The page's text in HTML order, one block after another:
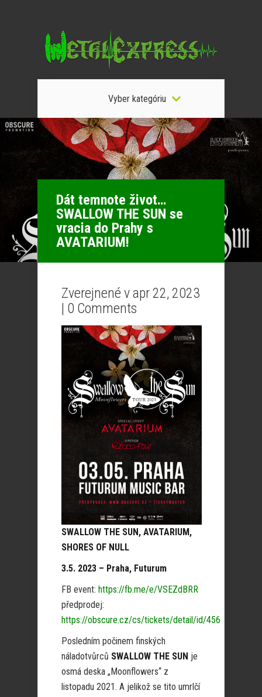
Vyber kategóriu
Dát temnote život…
SWALLOW THE SUN se
vracia do Prahy s
AVATARIUM!
Zverejnené v apr 22, 2023
| 0 Comments
SWALLOW THE SUN, AVATARIUM,
SHORES OF NULL
3.5. 2023 – Praha, Futurum
FB event: https://fb.me/e/VSEZdBRR
předprodej:
https://obscure.cz/cs/tickets/detail/id/456
Posledním počinem finských
náladotvůrců SWALLOW THE SUN je
osmá deska „Moonflowers“ z
listopadu 2021. A jelikož se tito umrlčí